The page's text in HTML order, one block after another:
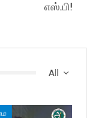
எஸ்.பி!
All